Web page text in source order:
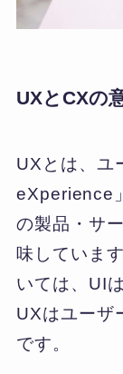
UXとCXの
UXとは、ユ
eXperience
の製品・サ
味していま
いては、UI
UXはユーザ
です。